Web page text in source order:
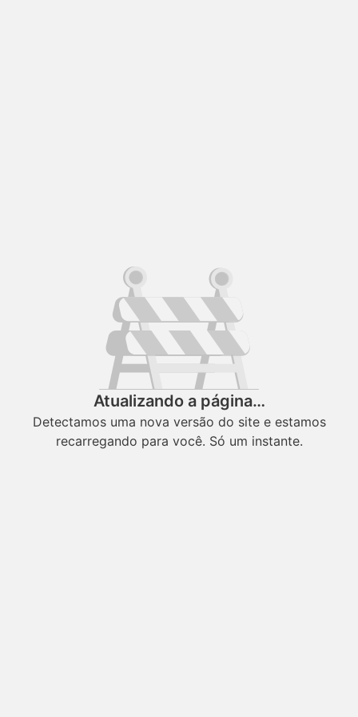
Atualizando a página…
Detectamos uma nova versão do site e estamos
recarregando para você. Só um instante.